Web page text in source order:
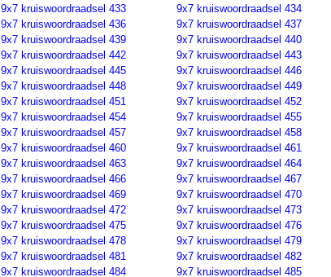
9x7 kruiswoordraadsel 433
9x7 kruiswoordraadsel 434
9x7 kruiswoordraadsel 436
9x7 kruiswoordraadsel 437
9x7 kruiswoordraadsel 439
9x7 kruiswoordraadsel 440
9x7 kruiswoordraadsel 442
9x7 kruiswoordraadsel 443
9x7 kruiswoordraadsel 445
9x7 kruiswoordraadsel 446
9x7 kruiswoordraadsel 448
9x7 kruiswoordraadsel 449
9x7 kruiswoordraadsel 451
9x7 kruiswoordraadsel 452
9x7 kruiswoordraadsel 454
9x7 kruiswoordraadsel 455
9x7 kruiswoordraadsel 457
9x7 kruiswoordraadsel 458
9x7 kruiswoordraadsel 460
9x7 kruiswoordraadsel 461
9x7 kruiswoordraadsel 463
9x7 kruiswoordraadsel 464
9x7 kruiswoordraadsel 466
9x7 kruiswoordraadsel 467
9x7 kruiswoordraadsel 469
9x7 kruiswoordraadsel 470
9x7 kruiswoordraadsel 472
9x7 kruiswoordraadsel 473
9x7 kruiswoordraadsel 475
9x7 kruiswoordraadsel 476
9x7 kruiswoordraadsel 478
9x7 kruiswoordraadsel 479
9x7 kruiswoordraadsel 481
9x7 kruiswoordraadsel 482
9x7 kruiswoordraadsel 484
9x7 kruiswoordraadsel 485